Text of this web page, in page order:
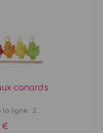
canards
ligne : 2...
€